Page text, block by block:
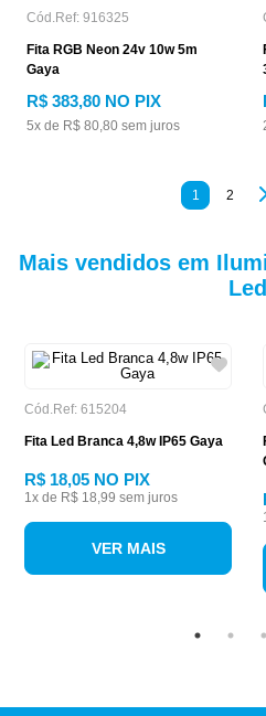
Cód.Ref: 916325
Fita RGB Neon 24v 10w 5m
Gaya
R$ 383,80 NO PIX
5x de R$ 80,80 sem juros
1 2
Mais vendidos em
Led
Cód.Ref: 615204
Fita Led Branca 4,8w IP65 Gaya
R$ 18,05 NO PIX
1x de R$ 18,99 sem juros
VER MAIS